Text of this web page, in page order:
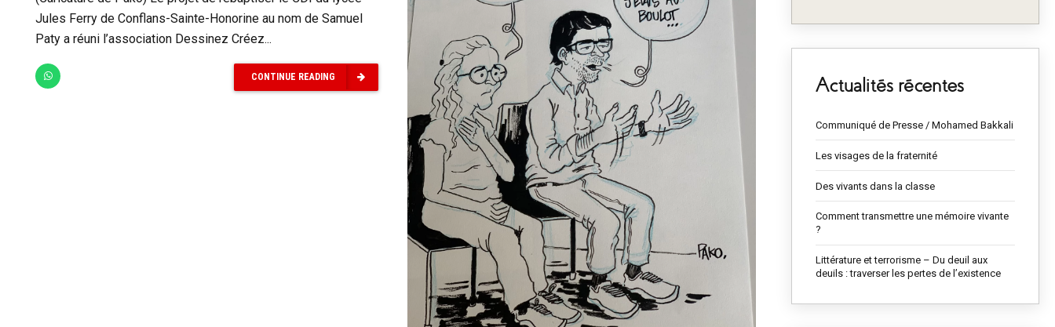
Jules Ferry de Conflans-Sainte-Honorine au nom de Samuel
Paty a réuni l’association Dessinez Créez...
CONTINUE READING Actualités récentes
Communiqué de Presse / Mohamed Bakkali
Les visages de la fraternité
Des vivants dans la classe
Comment transmettre une mémoire vivante
?
Littérature et terrorisme – Du deuil aux
deuils : traverser les pertes de l’existence